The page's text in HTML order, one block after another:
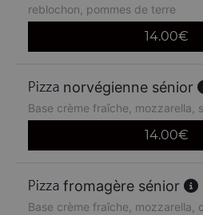
reblochon, pommes de terre
14.00€
norvégienne sénior
Base crème fraîche, mozzarella,
14.00€
fromagère sénior
Base crème fraîche, mozzarella,